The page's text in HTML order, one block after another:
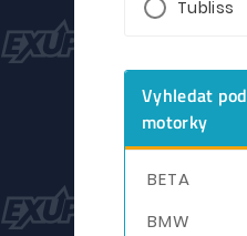
Tubliss
Vyhledat
motorky
BETA
BMW